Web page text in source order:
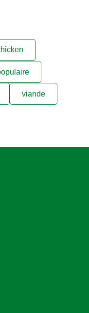
viande